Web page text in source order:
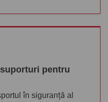
pentru
în siguranță al